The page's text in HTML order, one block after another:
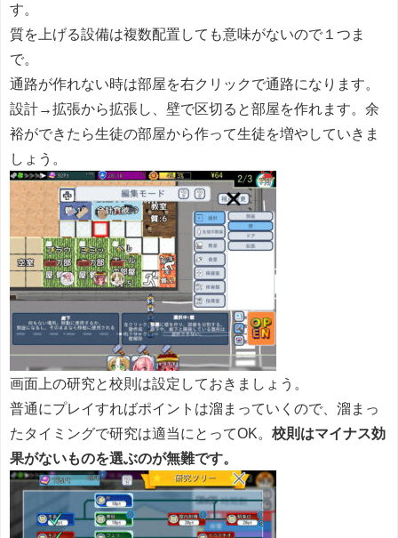
す。
質を上げる設備は複数配置しても意味がないので１つま
で。
通路が作れない時は部屋を右クリックで通路になります。
設計→拡張から拡張し、壁で区切ると部屋を作れます。余
裕ができたら生徒の部屋から作って生徒を増やしていきま
しょう。
画面上の研究と校則は設定しておきましょう。
普通にプレイすればポイントは溜まっていくので、溜まっ
たタイミングで研究は適当にとってOK。 校則はマイナス効
果がないものを選ぶのが無難です。